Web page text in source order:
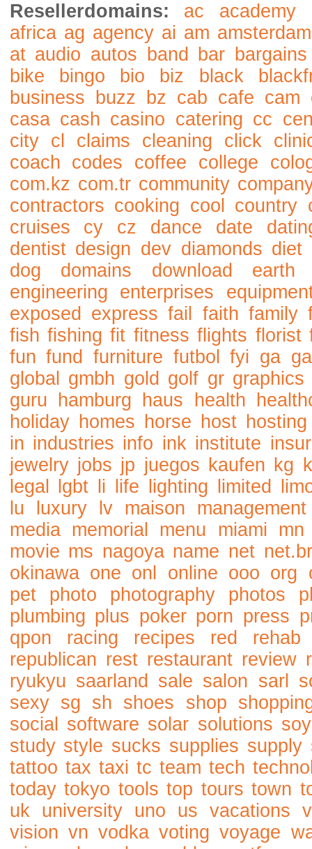
Resellerdomains: ac academy
africa ag agency ai am amsterdam
at audio autos band bar bargains
bike
bingo bio biz black
business
buzz bz cab cafe cam
casa cash casino catering cc
city
cl claims cleaning click
coach codes coffee college
com.kz com.tr community
contractors cooking cool country
cruises
cy cz dance date
dentist design dev diamonds diet
dog
domains download
earth
engineering
enterprises
exposed
express fail faith family
fish fishing fit fitness flights florist
fun fund furniture futbol fyi ga
global
gmbh gold golf gr graphics
guru
hamburg haus health
holiday homes horse host hosting
in industries info ink institute
jewelry jobs jp juegos kaufen kg
legal
lgbt li life lighting limited
lu
luxury lv maison
management
media memorial menu miami mn
movie ms nagoya name net net.br
okinawa one onl online ooo org
pet
photo photography photos
plumbing plus poker porn press
qpon
racing recipes red
rehab
republican rest restaurant review
ryukyu saarland sale salon sarl
sexy sg sh shoes shop
social
software solar solutions soy
study style sucks supplies supply
tattoo tax taxi tc team tech
today tokyo tools top tours town
uk
university uno us vacations
vision vn vodka voting voyage